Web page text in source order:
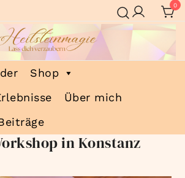
0
Shop
Über mich
in Konstanz